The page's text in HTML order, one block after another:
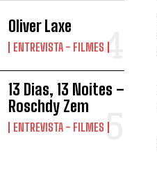
Oliver Laxe
ENTREVISTA - FILMES
13 Dias, 13 Noites –
Roschdy Zem
ENTREVISTA - FILMES